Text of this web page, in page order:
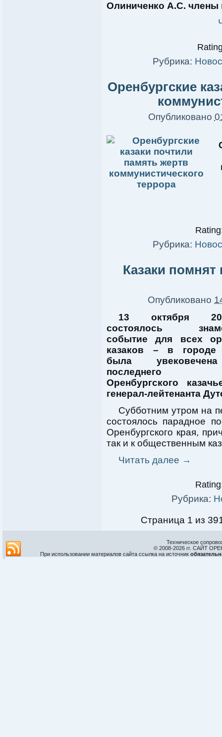
Олиниченко А.С. члены
Рубрика:
Оренбургские
Опубликовано
Рубрика:
Казаки
Опубликовано
13 октября
состоялось
событие для всех
казаков – в городе
была
последнего
Оренбургского
генерал-лейтенанта
Субботним утром на
состоялось парадное
Оренбургского края,
так и к общественным
Читать далее →
Рубрика:
Страница 1 из 39
Техническое
© 2008-2026 гг. САЙТ
При использовании материалов сайта ссылка на источник